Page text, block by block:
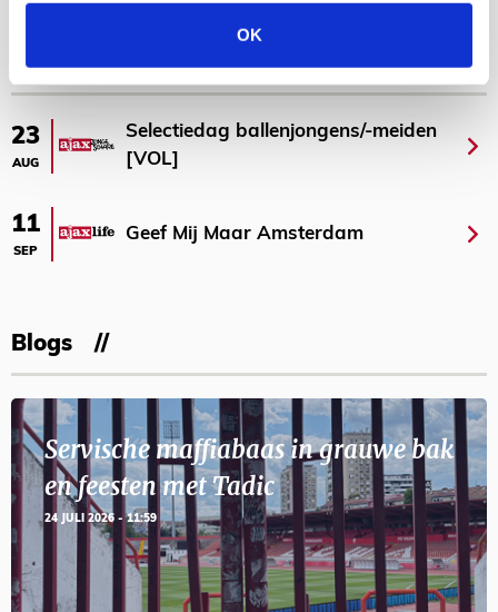
OK
AGENDA
23
AUG
Selectiedag ballenjongens/-meiden
[VOL]
11
SEP
Geef Mij Maar Amsterdam
Blogs
Servische maffiabaas in grauwe bak
en feesten met Tadic
24 JULI 2026 - 11:59